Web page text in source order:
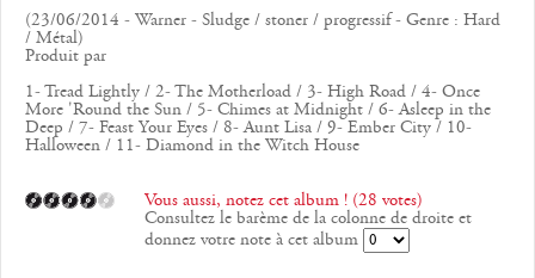
(23/06/2014 - Warner - Sludge / stoner / progressif - Genre : Hard
/ Métal)
Produit par
1- Tread Lightly / 2- The Motherload / 3- High Road / 4- Once
More 'Round the Sun / 5- Chimes at Midnight / 6- Asleep in the
Deep / 7- Feast Your Eyes / 8- Aunt Lisa / 9- Ember City / 10-
Halloween / 11- Diamond in the Witch House
Vous aussi, notez cet album ! (28 votes)
Consultez le barème de la colonne de droite et
donnez votre note à cet album